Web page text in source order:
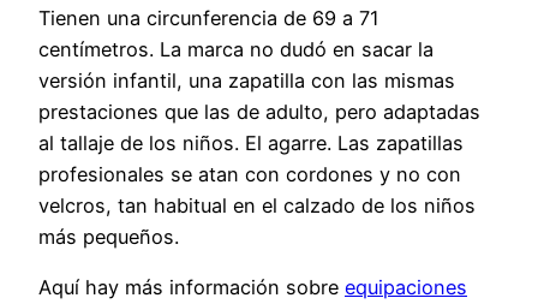
Tienen una circunferencia de 69 a 71
centímetros. La marca no dudó en sacar la
versión infantil, una zapatilla con las mismas
prestaciones que las de adulto, pero adaptadas
al tallaje de los niños. El agarre. Las zapatillas
profesionales se atan con cordones y no con
velcros, tan habitual en el calzado de los niños
más pequeños.
Aquí hay más información sobre equipaciones